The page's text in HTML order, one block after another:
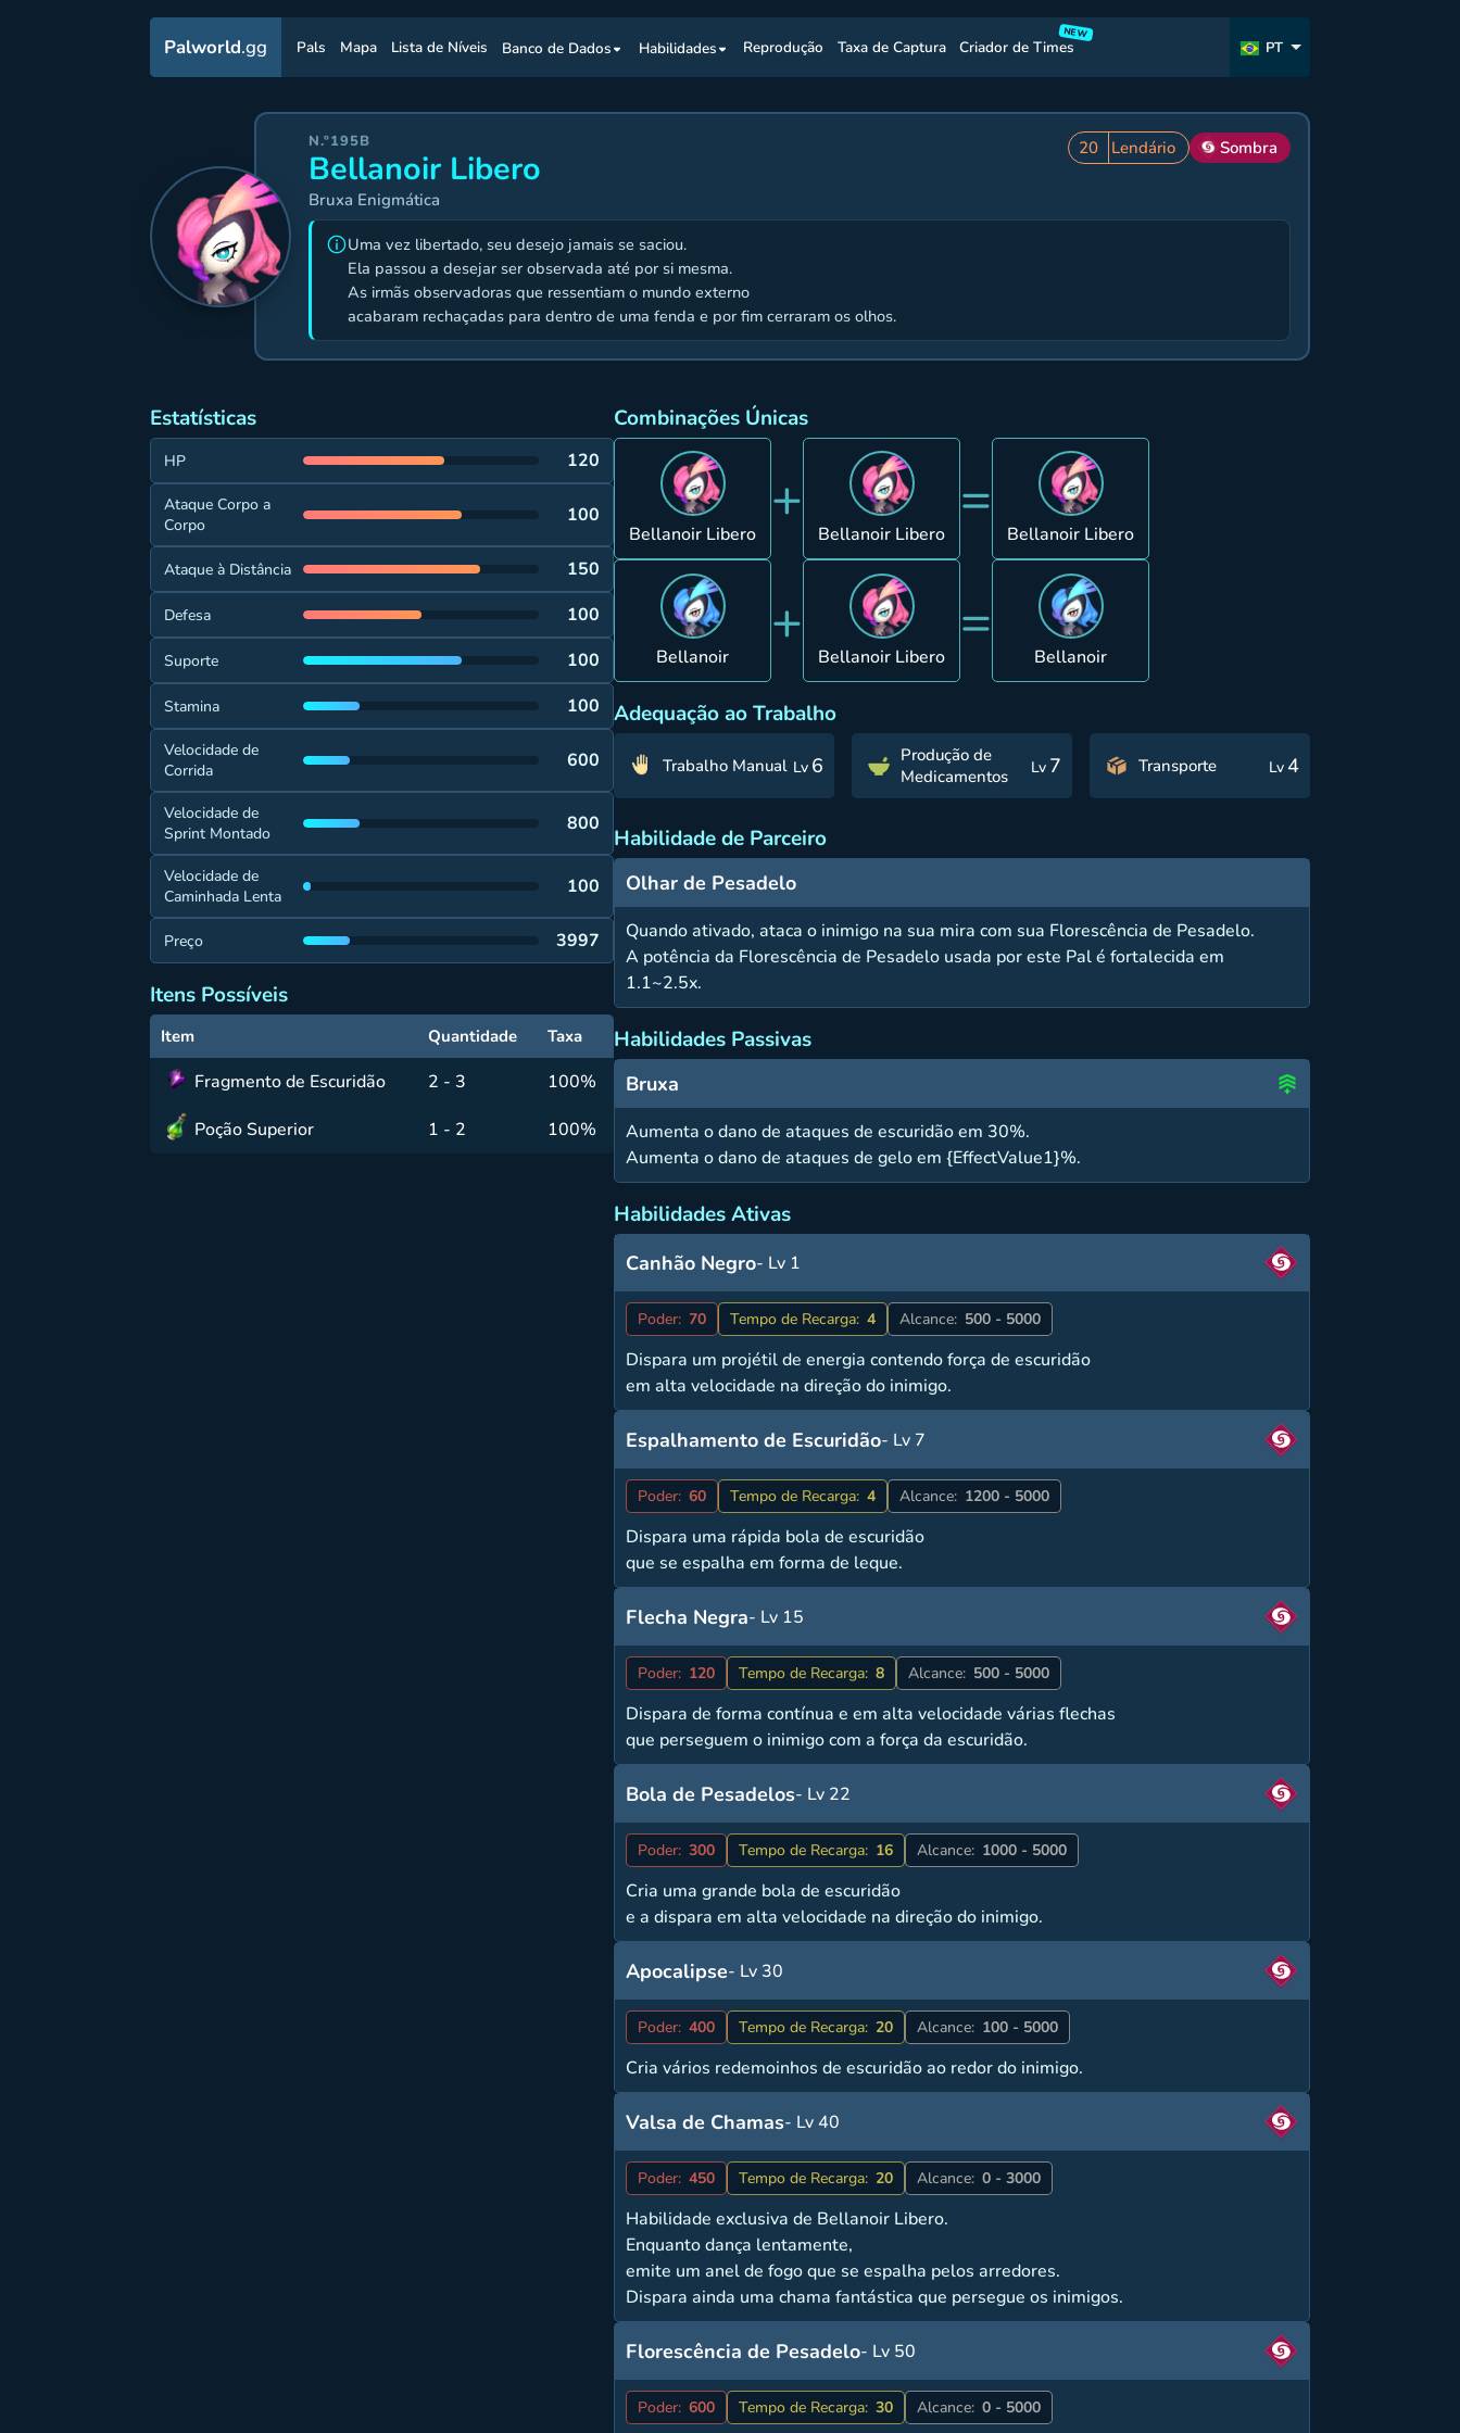
Palworld.gg Pals Mapa Lista de Níveis Banco de Dados Habilidades Reprodução Taxa de Captura Criador de Times
NEW
PT
N.º195B
Bellanoir Libero
Bruxa Enigmática
20 Lendário Sombra
Uma vez libertado, seu desejo jamais se saciou.
Ela passou a desejar ser observada até por si mesma.
As irmãs observadoras que ressentiam o mundo externo
acabaram rechaçadas para dentro de uma fenda e por fim cerraram os olhos.
Estatísticas
HP 120
Ataque Corpo a
Corpo
100
Ataque à Distância 150
Defesa 100
Suporte 100
Stamina 100
Velocidade de
Corrida
600
Velocidade de
Sprint Montado
800
Velocidade de
Caminhada Lenta
100
Preço 3997
Itens Possíveis
Item Quantidade Taxa
Fragmento de Escuridão 2 - 3
100%
Poção Superior
1 - 2 100%
Combinações Únicas
Bellanoir Libero + Bellanoir Libero = Bellanoir Libero
Bellanoir + Bellanoir Libero = Bellanoir
Adequação ao Trabalho
Trabalho Manual Lv 6
Produção de
Medicamentos
Lv 7 Transporte Lv4
Habilidade de Parceiro
Olhar de Pesadelo
Quando ativado, ataca o inimigo na sua mira com sua Florescência de Pesadelo.
A potência da Florescência de Pesadelo usada por este Pal é fortalecida em
1.1~2.5x.
Habilidades Passivas
Bruxa
Aumenta o dano de ataques de escuridão em 30%.
Aumenta o dano de ataques de gelo em {EffectValue1}%.
Habilidades Ativas
Canhão Negro- Lv 1
Poder: 70 Tempo de Recarga: 4 Alcance: 500 - 5000
Dispara um projétil de energia contendo força de escuridão
em alta velocidade na direção do inimigo.
Espalhamento de Escuridão- Lv 7
Poder: 60 Tempo de Recarga: 4 Alcance: 1200 - 5000
Dispara uma rápida bola de escuridão
que se espalha em forma de leque.
Flecha Negra- Lv 15
Poder: 120 Tempo de Recarga: 8 Alcance: 500 - 5000
Dispara de forma contínua e em alta velocidade várias flechas
que perseguem o inimigo com a força da escuridão.
Bola de Pesadelos- Lv 22
Poder: 300 Tempo de Recarga: 16 Alcance: 1000 - 5000
Cria uma grande bola de escuridão
e a dispara em alta velocidade na direção do inimigo.
Apocalipse- Lv 30
Poder: 400 Tempo de Recarga: 20 Alcance: 100 - 5000
Cria vários redemoinhos de escuridão ao redor do inimigo.
Valsa de Chamas- Lv 40
Poder: 450 Tempo de Recarga: 20 Alcance: 0 - 3000
Habilidade exclusiva de Bellanoir Libero.
Enquanto dança lentamente,
emite um anel de fogo que se espalha pelos arredores.
Dispara ainda uma chama fantástica que persegue os inimigos.
Florescência de Pesadelo- Lv 50
Poder: 600 Tempo de Recarga: 30 Alcance: 0 - 5000